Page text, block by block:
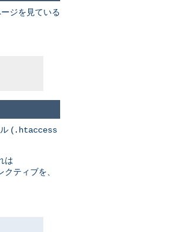
ジを見ている
(.htaccess
は
ティブを、